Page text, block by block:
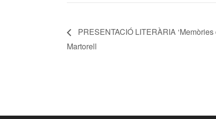
PRESENTACIÓ LITERÀRIA
Martorell